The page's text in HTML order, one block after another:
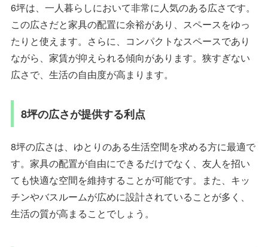
6坪は、一人暮らしにおいて非常に人気のある広さです。
この広さだと家具の配置に余裕があり、スペースをゆっ
たりと使えます。さらに、コンパクトなスペースであり
ながら、家賃が抑えられる傾向があります。狭すぎない
広さで、生活の自由度が高まります。
8坪の広さが提供する利点
8坪の広さは、ゆとりのある生活空間を求める方に最適で
す。家具の配置が自由にできるだけでなく、友人を招い
ても快適な空間を維持することが可能です。また、キッ
チンやバスルームが広めに設計されていることが多く、
生活の質が高まることでしょう。